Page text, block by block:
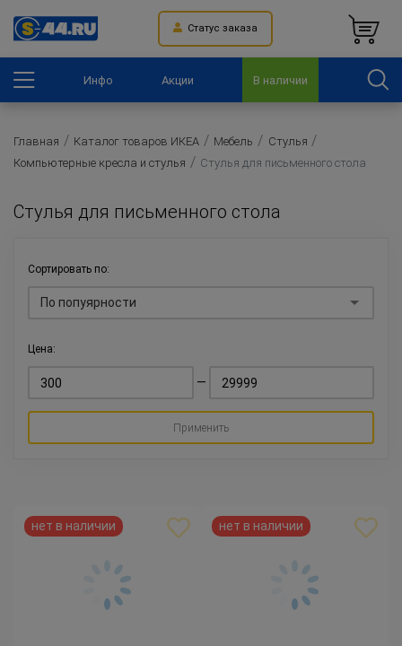
Статус заказа
Инфо Акции В наличии
Главная Каталог товаров ИКЕА Мебель
Стулья
Компьютерные кресла и стулья
Стулья для письменного стола
Стулья для письменного стола
Сортировать по:
По попуярности
Цена:
—
Применить